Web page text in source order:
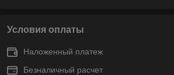
Условия оплаты
Наложенный платеж
Безналичный расчет